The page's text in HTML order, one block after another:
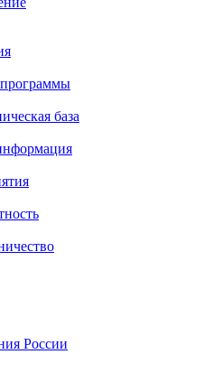
база
России